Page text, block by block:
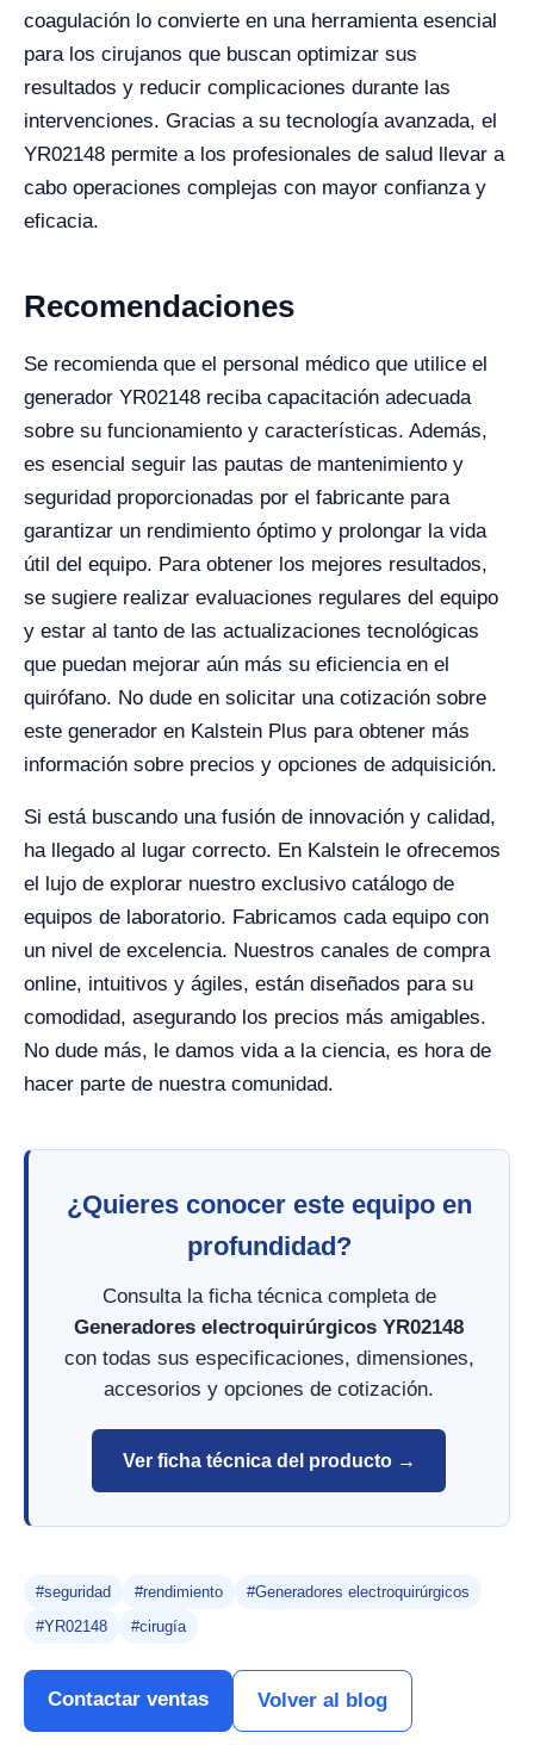
coagulación lo convierte en una herramienta esencial
para los cirujanos que buscan optimizar sus
resultados y reducir complicaciones durante las
intervenciones. Gracias a su tecnología avanzada, el
YR02148 permite a los profesionales de salud llevar a
cabo operaciones complejas con mayor confianza y
eficacia.
Recomendaciones
Se recomienda que el personal médico que utilice el
generador YR02148 reciba capacitación adecuada
sobre su funcionamiento y características. Además,
es esencial seguir las pautas de mantenimiento y
seguridad proporcionadas por el fabricante para
garantizar un rendimiento óptimo y prolongar la vida
útil del equipo. Para obtener los mejores resultados,
se sugiere realizar evaluaciones regulares del equipo
y estar al tanto de las actualizaciones tecnológicas
que puedan mejorar aún más su eficiencia en el
quirófano. No dude en solicitar una cotización sobre
este generador en Kalstein Plus para obtener más
información sobre precios y opciones de adquisición.
Si está buscando una fusión de innovación y calidad,
ha llegado al lugar correcto. En Kalstein le ofrecemos
el lujo de explorar nuestro exclusivo catálogo de
equipos de laboratorio. Fabricamos cada equipo con
un nivel de excelencia. Nuestros canales de compra
online, intuitivos y ágiles, están diseñados para su
comodidad, asegurando los precios más amigables.
No dude más, le damos vida a la ciencia, es hora de
hacer parte de nuestra comunidad.
¿Quieres conocer este equipo en
profundidad?
Consulta la ficha técnica completa de
Generadores electroquirúrgicos YR02148
con todas sus especificaciones, dimensiones,
accesorios y opciones de cotización.
Ver ficha técnica del producto →
#seguridad #rendimiento
#Generadores electroquirúrgicos
#YR02148
#cirugía
Contactar ventas Volver al blog